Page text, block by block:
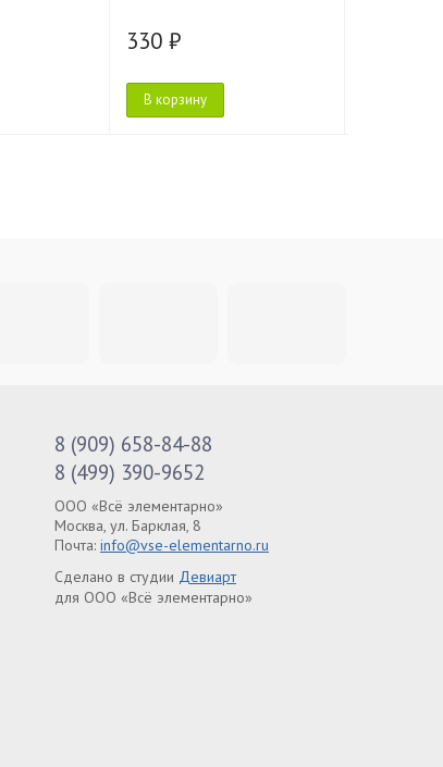
330 ₽
В корзину
8 (909) 658-84-88
8 (499) 390-9652
ООО «Всё элементарно»
Москва, ул. Барклая, 8
Почта: info@vse-elementarno.ru
Сделано в студии Девиарт
для ООО «Всё элементарно»